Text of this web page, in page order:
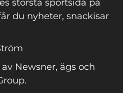
största sportsida på
du nyheter, snackisar
Newsner, ägs och